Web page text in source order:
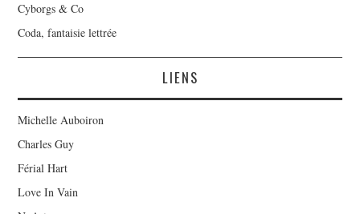
Cyborgs & Co
Coda, fantaisie lettrée
LIENS
Michelle Auboiron
Charles Guy
Férial Hart
Love In Vain